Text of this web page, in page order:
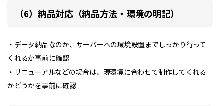
（6）納品対応（納品方法・環境の明記）
・データ納品なのか、サーバーへの環境設置までしっかり行って
くれるか事前に確認
・リニューアルなどの場合は、現環境に合わせて制作してくれる
かどうかを事前に確認